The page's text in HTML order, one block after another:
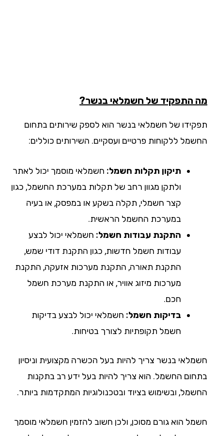
התפקיד של חשמלאי בנשר?
של חשמלאי בנשר הוא לספק שירותים בתחום
ללקוחות פרטיים ועסקיים. השירותים כוללים:
תיקון תקלות חשמל:חשמלאי מוסמך יכול לאתר
ולתקן מגוון רחב של תקלות במערכת החשמל, כגון
קצר חשמלי, תקלה בשקע או במפסק, או בעיה
במערכת החשמל הראשית.
התקנת עבודות חשמל:חשמלאי יכול לבצע
עבודות חשמל חדשות, כגון התקנת דודי שמש,
התקנת תאורה, התקנת מערכות אזעקה, התקנת
מערכות מיזוג אוויר, או התקנת מערכת חשמל
בדיקות חשמל:חשמלאי יכול לבצע בדיקות
חשמל תקופתיות לצורך בטיחות.
בנשר צריך להיות בעל הכשרה מקצועית וניסיון
החשמל. הוא צריך להיות בעל ידע רב בתקנות
ובשימוש בציוד ובטכנולוגיות המתקדמות ביותר.
הוא גורם מסוכן, ולכן חשוב להזמין חשמלאי מוסמך